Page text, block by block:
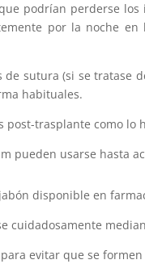
podrían perderse
por la noche
sutura (si se tratase
habituales.
trasplante como lo
pueden usarse hasta
disponible en
cuidadosamente
evitar que se formen